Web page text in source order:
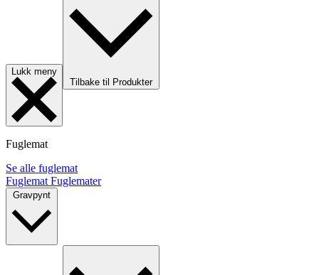
Lukk meny
Tilbake til Produkter
Fuglemat
Se alle fuglemat
Fuglemat Fuglemater